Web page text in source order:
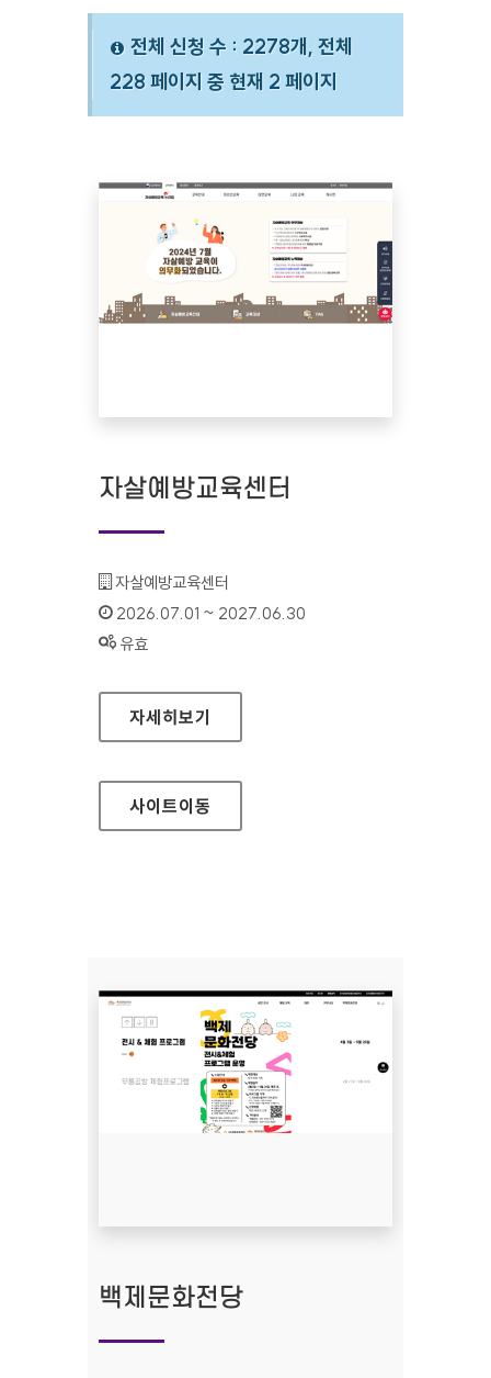
전체 신청 수 : 2278개, 전체
228 페이지 중 현재 2 페이지
자살예방교육센터
기관명 :
자살예방교육센터
인증기간 :
2026.07.01 ~ 2027.06.30
상태 :
유효
자살예방교육센터
자세히보기
사이트이동
백제문화전당